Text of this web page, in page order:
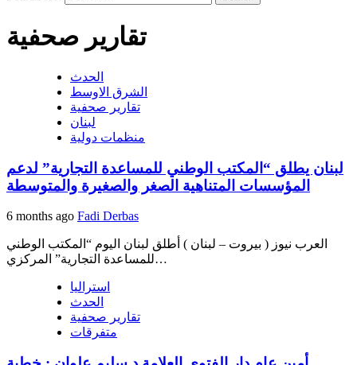
تقارير صحفية
الحدث
الشرق الاوسط
تقارير صحفية
لبنان
منظمات دولية
لبنان يطلق “المكتب الوطني للمساعدة التجارية” لدعم
المؤسسات المتناهية الصغر والصغيرة والمتوسطة
6 months ago Fadi Derbas
العرب نيوز ( بيروت – لبنان ) أطلق لبنان اليوم “المكتب الوطني
للمساعدة التجارية” المركزي…
استراليا
الحدث
تقارير صحفية
متفرقات